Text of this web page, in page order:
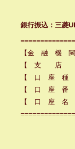
銀行振込：三菱
【金 融 機 関
【 支 店 名
【 口 座 種
【 口 座 番
【 口 座 名